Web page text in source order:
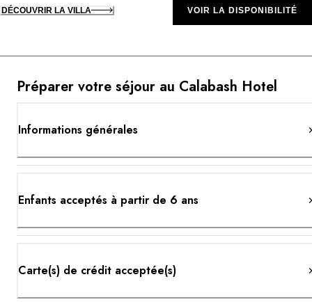
Préparer votre séjour au Calabash Hotel
Informations générales
Enfants acceptés à partir de 6 ans
Carte(s) de crédit acceptée(s)
DÉCOUVRIR LA VILLA VOIR LA DISPONIBILITÉ